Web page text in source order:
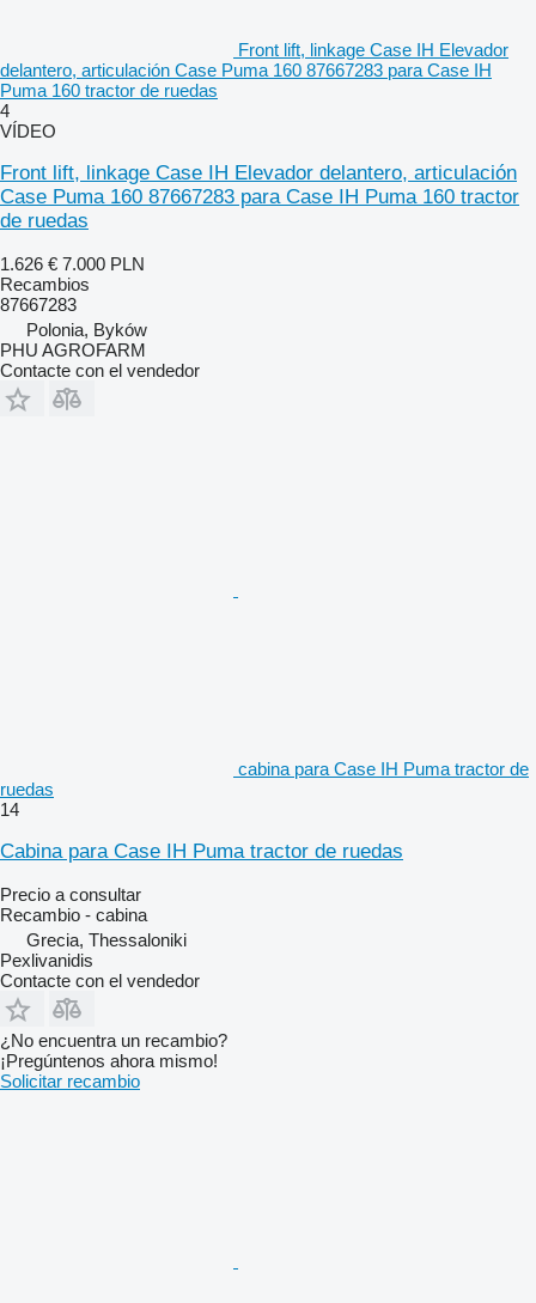
Front lift, linkage Case IH Elevador
delantero, articulación Case Puma 160 87667283 para Case IH
Puma 160 tractor de ruedas
4
VÍDEO
Front lift, linkage Case IH Elevador delantero, articulación
Case Puma 160 87667283 para Case IH Puma 160 tractor
de ruedas
1.626 € 7.000 PLN
Recambios
87667283
Polonia, Byków
PHU AGROFARM
Contacte con el vendedor
cabina para Case IH Puma tractor de
ruedas
14
Cabina para Case IH Puma tractor de ruedas
Precio a consultar
Recambio - cabina
Grecia, Thessaloniki
Pexlivanidis
Contacte con el vendedor
¿No encuentra un recambio?
¡Pregúntenos ahora mismo!
Solicitar recambio